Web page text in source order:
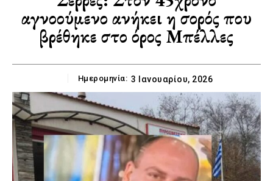
αγνοούμενο ανήκει η σορός που
βρέθηκε στο όρος Μπέλλες
Ημερομηνία: 3 Ιανουαρίου, 2026